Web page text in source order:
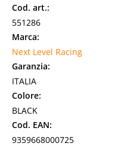
Cod. art.:
551286
Marca:
Next Level Racing
Garanzia:
ITALIA
Colore:
BLACK
Cod. EAN:
9359668000725